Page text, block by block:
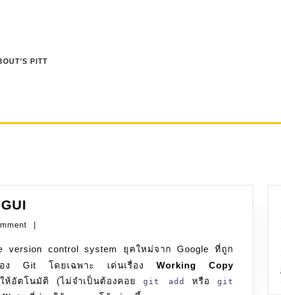
PITT
jj:
ตั้ง
และ
CLI
version control system ยุคใหม่จาก Google ที่ถูก
ของ Git โดยเฉพาะ เด่นเรื่อง Working Copy
ห้อัตโนมัติ (ไม่จำเป็นต้องคอย git add หรือgit